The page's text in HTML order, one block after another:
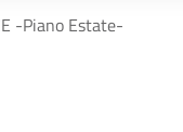
-Piano Estate-